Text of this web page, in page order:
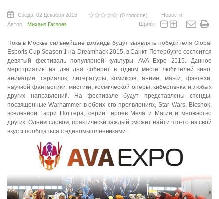
Среда, 02 Декабря 2015 (0 голосов)
Новости
Автор
Михаил Гаглоев Шрифт
Пока в Москве сильнейшие команды будут выявлять победителя Global
Esports Cup Season 1 на Dreamhack 2015, в Санкт-Петербурге состоится
девятый фестиваль популярной культуры AVA Expo 2015. Данное
мероприятие на два дня соберет в одном месте любителей кино,
анимации, сериалов, литературы, комиксов, аниме, манги, фэнтези,
научной фантастики, мистики, космической оперы, киберпанка и любых
других направлений. На фестивале будут представлены стенды,
посвященные Warhammer в обоих его проявлениях, Star Wars, Bioshok,
вселенной Гарри Поттера, серии Героев Меча и Магии и множество
других. Одним словом, практически каждый сможет найти что-то на свой
вкус и пообщаться с единомышленниками.